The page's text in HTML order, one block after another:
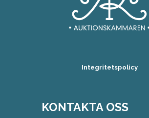
Integritetspolicy
KONTAKTA OSS